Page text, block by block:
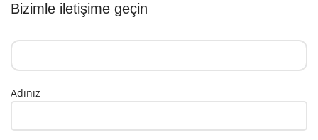
Bizimle iletişime geçin
Adınız